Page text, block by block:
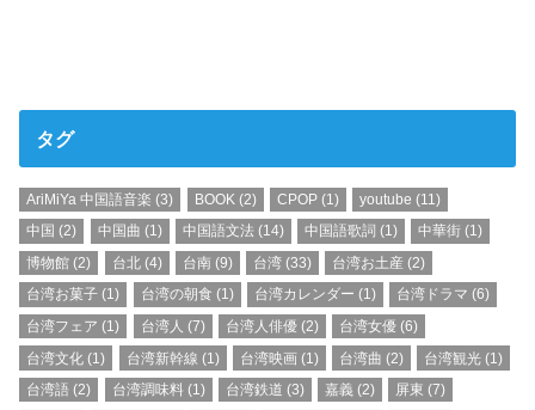
タグ
AriMiYa 中国語音楽 (3) BOOK (2) CPOP(1) youtube (11)
中国 (2) 中国曲 (1) 中国語文法 (14) 中国語歌詞 (1) 中華街 (1)
博物館 (2) 台北(4) 台南 (9) 台湾 (33) 台湾お土産 (2)
台湾お菓子 (1) 台湾の朝食 (1) 台湾カレンダー (1) 台湾ドラマ (6)
台湾フェア (1) 台湾人 (7) 台湾人俳優(2) 台湾女優 (6)
台湾文化 (1) 台湾新幹線 (1) 台湾映画(1) 台湾曲 (2) 台湾観光 (1)
台湾語 (2) 台湾調味料 (1) 台湾鉄道 (3) 嘉義 (2) 屏東 (7)